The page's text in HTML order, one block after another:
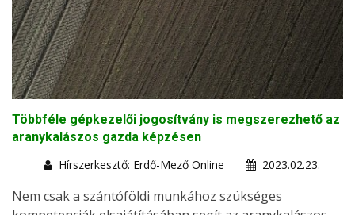
Többféle gépkezelői jogosítvány is megszerezhető az
aranykalászos gazda képzésen
Hírszerkesztő: Erdő-Mező Online
2023.02.23.
Nem csak a szántóföldi munkához szükséges